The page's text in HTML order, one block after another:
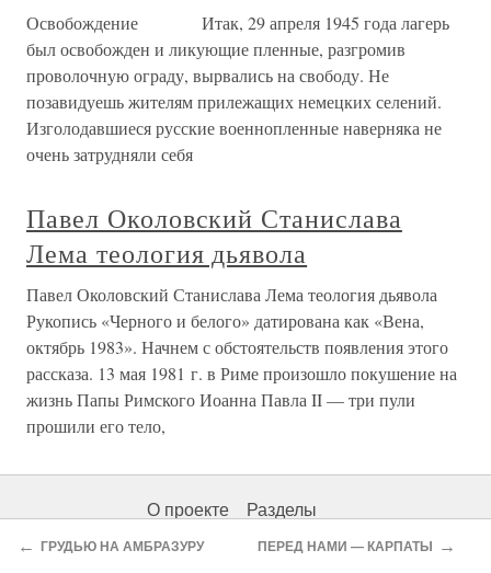
Освобождение Итак, 29 апреля 1945 года лагерь
был освобожден и ликующие пленные, разгромив
проволочную ограду, вырвались на свободу. Не
позавидуешь жителям прилежащих немецких селений.
Изголодавшиеся русские военнопленные наверняка не
очень затрудняли себя
Павел Околовский Станислава
Лема теология дьявола
Павел Околовский Станислава Лема теология дьявола
Рукопись «Черного и белого» датирована как «Вена,
октябрь 1983». Начнем с обстоятельств появления этого
рассказа. 13 мая 1981 г. в Риме произошло покушение на
жизнь Папы Римского Иоанна Павла II — три пули
прошили его тело,
О проекте
Разделы
← ГРУДЬЮ НА АМБРАЗУРУ ПЕРЕД НАМИ — КАРПАТЫ →